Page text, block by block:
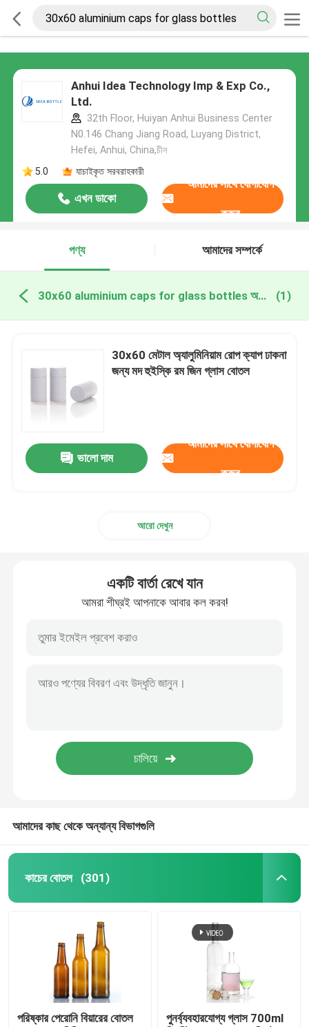
Anhui Idea Technology Imp & Exp Co.,
Ltd.
32th Floor, Huiyan Anhui Business Center
N0.146 Chang Jiang Road, Luyang District,
Hefei, Anhui, China,চীন
5.0
যাচাইকৃত সরবরাহকারী
এখন ডাকো
আমাদের সাথে যোগাযোগ
করুন
পণ্য আমাদের সম্পর্কে
30x60 aluminium caps for glass bottles অনলাইন উত্পাদন (1)
30x60 মেটাল অ্যালুমিনিয়াম রোপ ক্যাপ ঢাকনা
জন্য মদ হুইস্কি রম জিন গ্লাস বোতল
ভালো দাম
আমাদের সাথে যোগাযোগ
করুন
আরো দেখুন
একটি বার্তা রেখে যান
আমরা শীঘ্রই আপনাকে আবার কল করব!
আমাদের কাছ থেকে অন্যান্য বিভাগগুলি
কাচের বোতল (301)
পরিষ্কার পেরোনি বিয়ারের বোতল
পুনর্ব্যবহারযোগ্য গ্লাস 700ml